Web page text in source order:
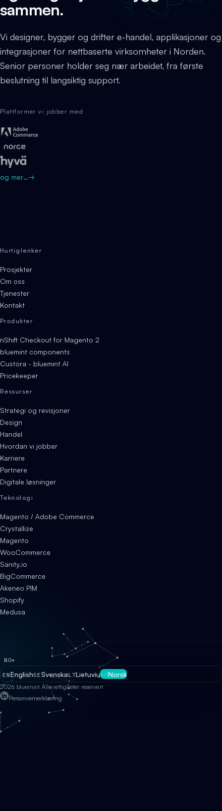
sammen.
Vi designer, bygger og drifter e-handel, applikasjoner og
integrasjoner for nettbaserte virksomheter i Norden.
Senior personer holder seg nær arbeidet, fra første
beslutning til langsiktig support.
Plattformer vi jobber med
og mer…→
Hurtiglenker
Prosjekter
Om oss
Tjenester
Kontakt
Produkter
nShift Checkout for Magento 2
bluemint components
Custora - bluemint AI
Pricekeeper
Ressurser
Strategi og revisjoner
Design
Handel
Hvordan vi jobber
Karriere
Partnere
Digitale løsninger
Teknologi
Magento / Adobe Commerce
Crystallize
Magento
WooCommerce
Sanity.io
BigCommerce
Akeneo PIM
Shopify
Medusa
NO▾
ENEnglishSESvenskaLTLietuviųNONorsk
2026 bluemint Alle rettigheter reservert
Personvernerklæring